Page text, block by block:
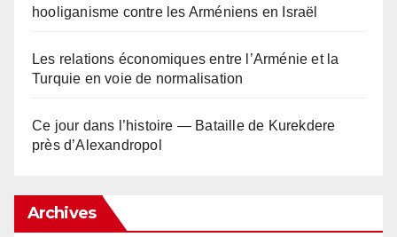
hooliganisme contre les Arméniens en Israël
Les relations économiques entre l’Arménie et la
Turquie en voie de normalisation
Ce jour dans l’histoire — Bataille de Kurekdere
près d’Alexandropol
Archives